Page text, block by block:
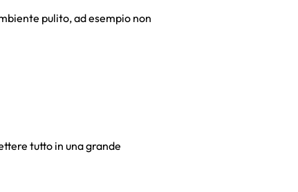
pulito, ad esempio non
tutto in una grande